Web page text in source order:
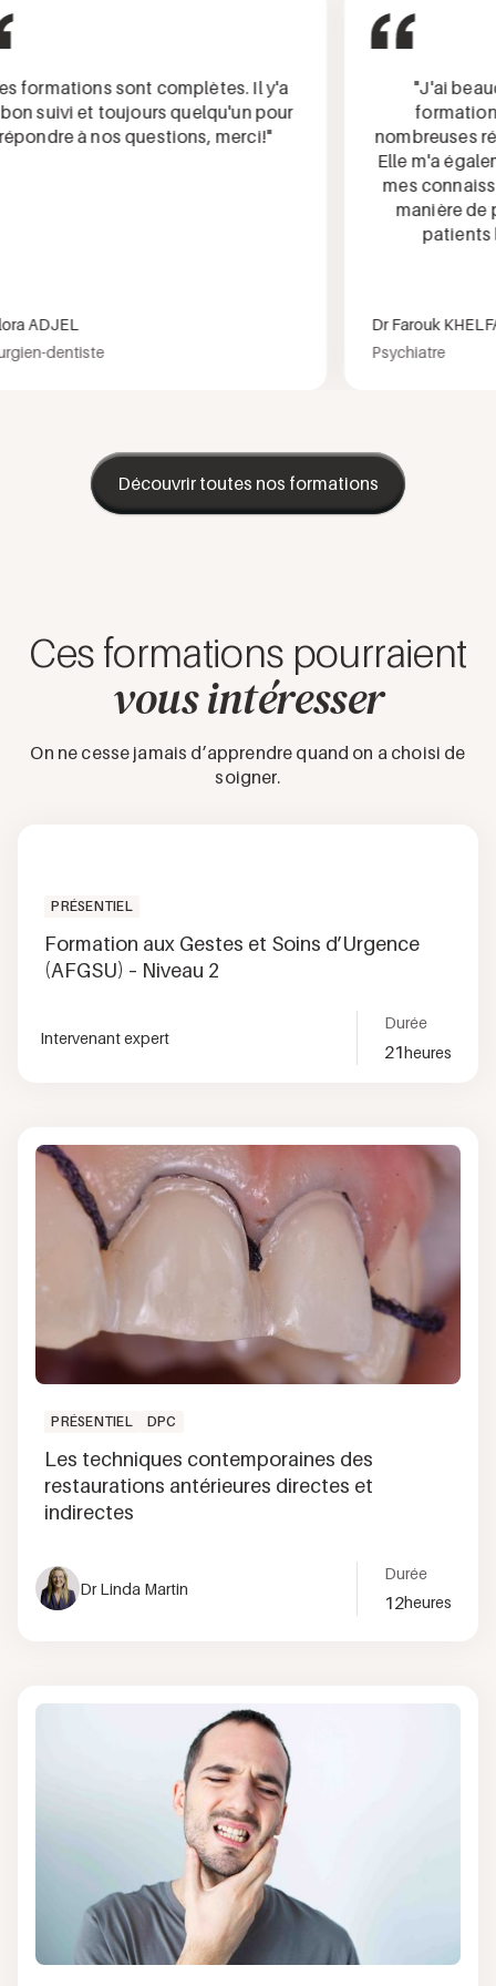
sont complètes. Il y'a
suivi et toujours quelqu'un pour
à nos questions, merci!"
dentiste
"J'ai
formation,
nombreuses
Elle m'a
mes
manière de
patients
Dr Farouk KHELFA
Psychiatre
Découvrir toutes nos formations
Ces formations pourraient
vous intéresser
On ne cesse jamais d’apprendre quand on a choisi de
soigner.
PRÉSENTIEL
Formation aux Gestes et Soins d’Urgence
(AFGSU) – Niveau 2
Intervenant expert
Durée
21heures
PRÉSENTIEL DPC
Les techniques contemporaines des
restaurations antérieures directes et
indirectes
Dr Linda Martin
Durée
12heures